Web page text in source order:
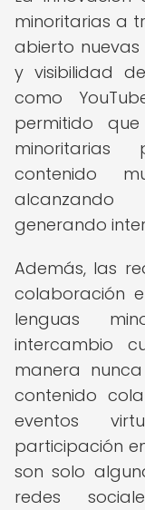
minoritarias a
abierto
y visibilidad
como
permitido
minoritarias
contenido
generando
Además, las
colaboración
lenguas
intercambio
manera
contenido
eventos
participación
son solo
redes